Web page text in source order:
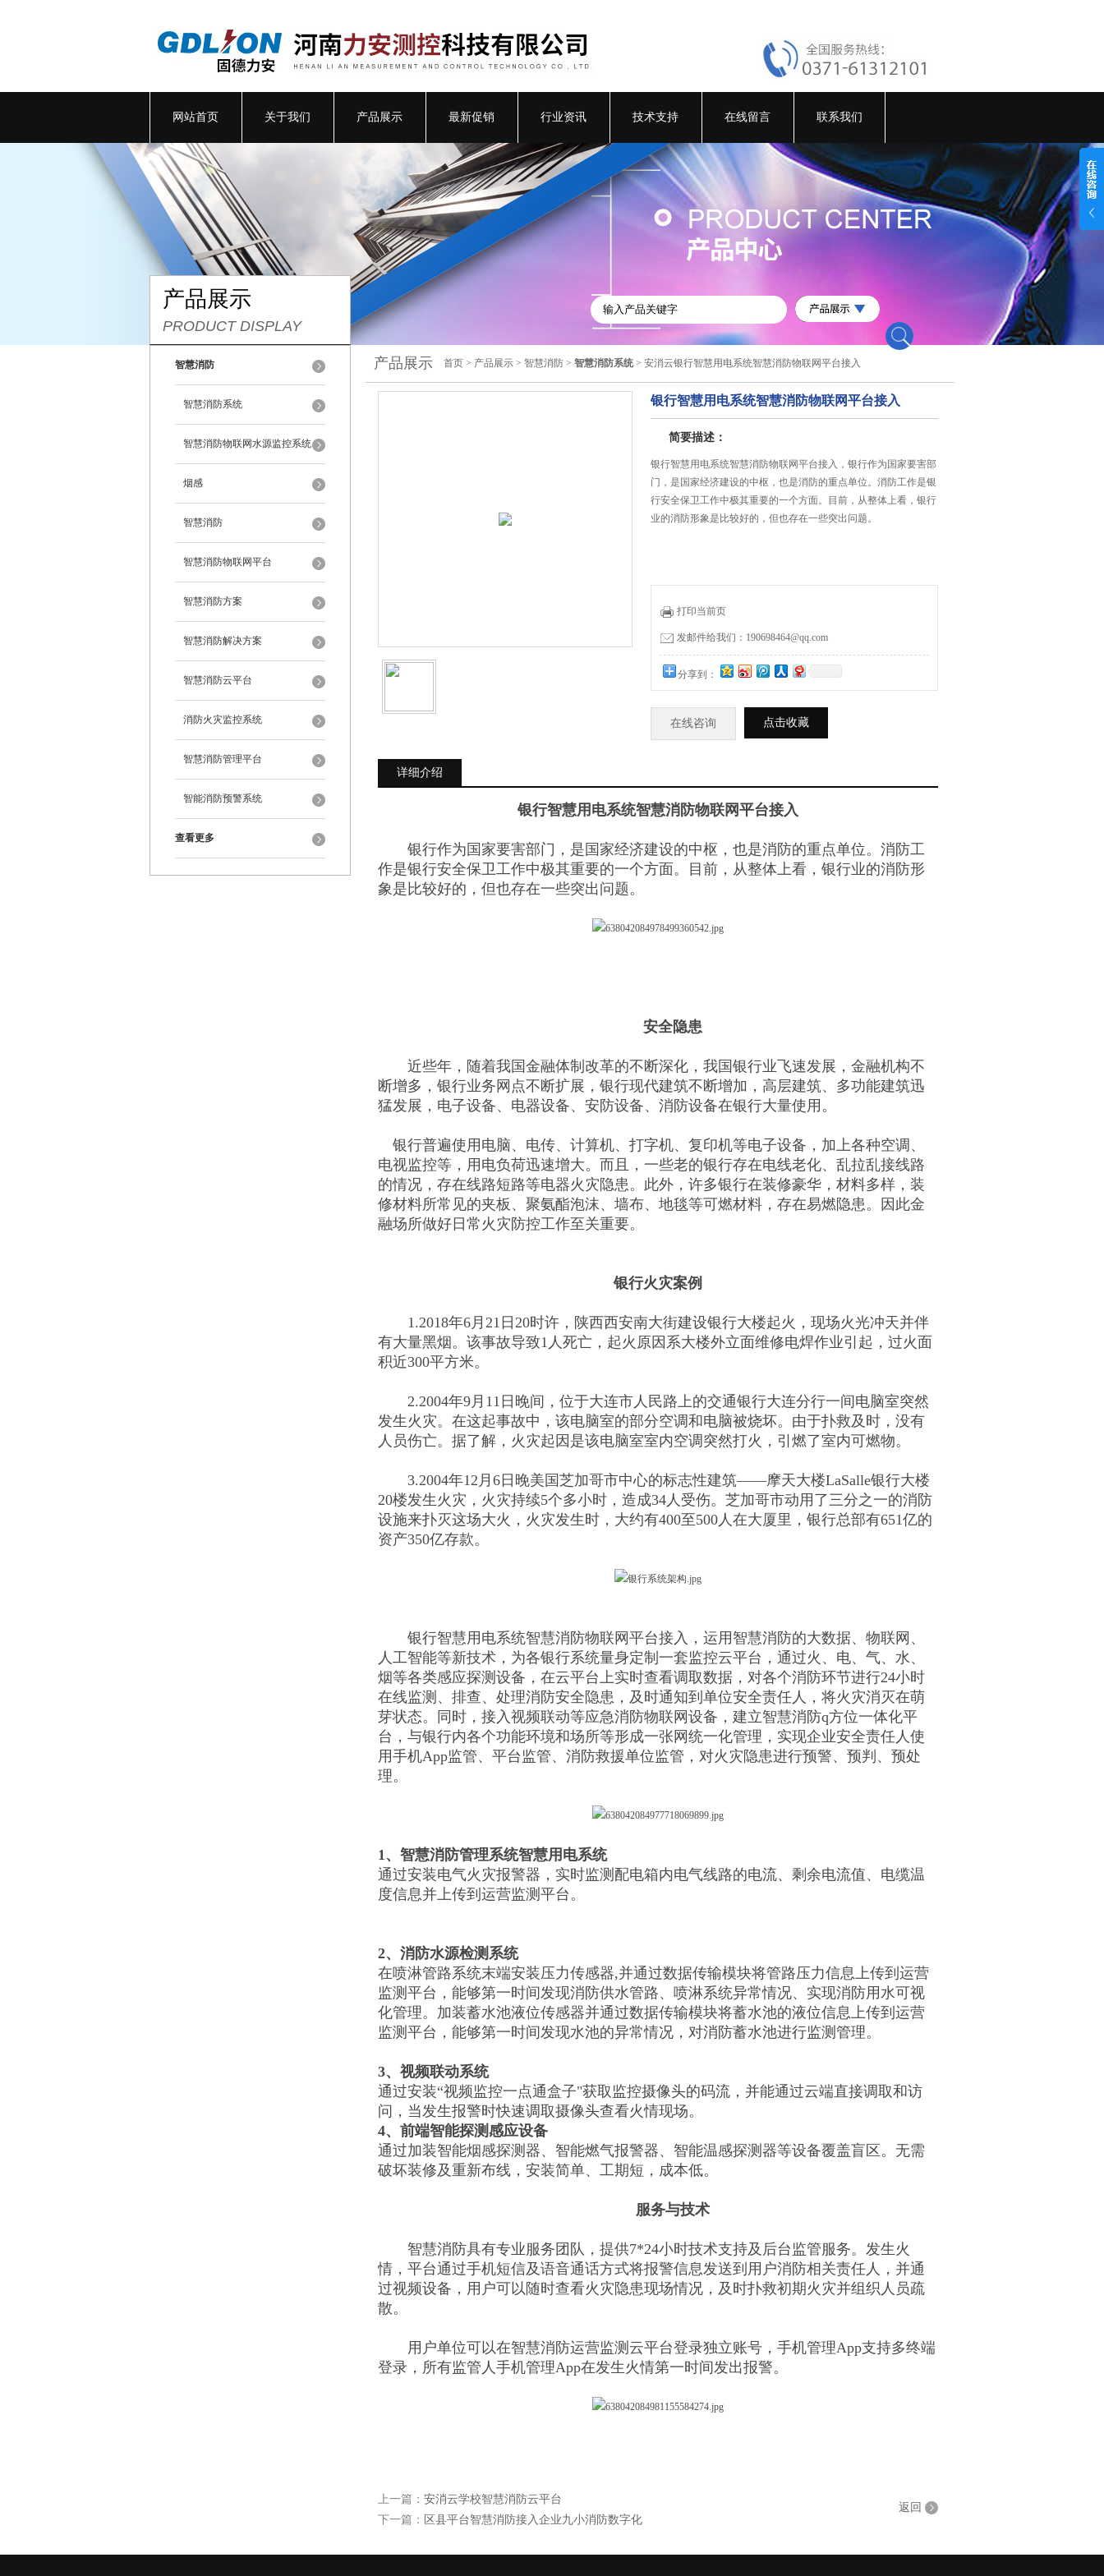
网站首页 关于我们 产品展示 最新促销 行业资讯 技术支持 在线留言 联系我们
产品展示
PRODUCT DISPLAY
智慧消防
智慧消防系统
智慧消防物联网水源监控系统
烟感
智慧消防
智慧消防物联网平台
智慧消防方案
智慧消防解决方案
智慧消防云平台
消防火灾监控系统
智慧消防管理平台
智能消防预警系统
查看更多
产品展示 首页 > 产品展示 > 智慧消防 > 智慧消防系统 > 安消云银行智慧用电系统智慧消防物联网平台接入
银行智慧用电系统智慧消防物联网平台接入
简要描述：
银行智慧用电系统智慧消防物联网平台接入，银行作为国家要害部
门，是国家经济建设的中枢，也是消防的重点单位。消防工作是银
行安全保卫工作中极其重要的一个方面。目前，从整体上看，银行
业的消防形象是比较好的，但也存在一些突出问题。
打印当前页
发邮件给我们：190698464@qq.com
分享到：
在线咨询 点击收藏
详细介绍
银行智慧用电系统智慧消防物联网平台接入
银行作为国家要害部门，是国家经济建设的中枢，也是消防的重点单位。消防工
作是银行安全保卫工作中极其重要的一个方面。目前，从整体上看，银行业的消防形
象是比较好的，但也存在一些突出问题。
安全隐患
近些年，随着我国金融体制改革的不断深化，我国银行业飞速发展，金融机构不
断增多，银行业务网点不断扩展，银行现代建筑不断增加，高层建筑、多功能建筑迅
猛发展，电子设备、电器设备、安防设备、消防设备在银行大量使用。
银行普遍使用电脑、电传、计算机、打字机、复印机等电子设备，加上各种空调、
电视监控等，用电负荷迅速增大。而且，一些老的银行存在电线老化、乱拉乱接线路
的情况，存在线路短路等电器火灾隐患。此外，许多银行在装修豪华，材料多样，装
修材料所常见的夹板、聚氨酯泡沫、墙布、地毯等可燃材料，存在易燃隐患。因此金
融场所做好日常火灾防控工作至关重要。
银行火灾案例
1.2018年6月21日20时许，陕西西安南大街建设银行大楼起火，现场火光冲天并伴
有大量黑烟。该事故导致1人死亡，起火原因系大楼外立面维修电焊作业引起，过火面
积近300平方米。
2.2004年9月11日晚间，位于大连市人民路上的交通银行大连分行一间电脑室突然
发生火灾。在这起事故中，该电脑室的部分空调和电脑被烧坏。由于扑救及时，没有
人员伤亡。据了解，火灾起因是该电脑室室内空调突然打火，引燃了室内可燃物。
3.2004年12月6日晚美国芝加哥市中心的标志性建筑——摩天大楼LaSalle银行大楼
20楼发生火灾，火灾持续5个多小时，造成34人受伤。芝加哥市动用了三分之一的消防
设施来扑灭这场大火，火灾发生时，大约有400至500人在大厦里，银行总部有651亿的
资产350亿存款。
银行智慧用电系统智慧消防物联网平台接入，运用智慧消防的大数据、物联网、
人工智能等新技术，为各银行系统量身定制一套监控云平台，通过火、电、气、水、
烟等各类感应探测设备，在云平台上实时查看调取数据，对各个消防环节进行24小时
在线监测、排查、处理消防安全隐患，及时通知到单位安全责任人，将火灾消灭在萌
芽状态。同时，接入视频联动等应急消防物联网设备，建立智慧消防q方位一体化平
台，与银行内各个功能环境和场所等形成一张网统一化管理，实现企业安全责任人使
用手机App监管、平台监管、消防救援单位监管，对火灾隐患进行预警、预判、预处
理。
1、智慧消防管理系统智慧用电系统
通过安装电气火灾报警器，实时监测配电箱内电气线路的电流、剩余电流值、电缆温
度信息并上传到运营监测平台。
2、消防水源检测系统
在喷淋管路系统末端安装压力传感器,并通过数据传输模块将管路压力信息上传到运营
监测平台，能够第一时间发现消防供水管路、喷淋系统异常情况、实现消防用水可视
化管理。加装蓄水池液位传感器并通过数据传输模块将蓄水池的液位信息上传到运营
监测平台，能够第一时间发现水池的异常情况，对消防蓄水池进行监测管理。
3、视频联动系统
通过安装“视频监控一点通盒子"获取监控摄像头的码流，并能通过云端直接调取和访
问，当发生报警时快速调取摄像头查看火情现场。
4、前端智能探测感应设备
通过加装智能烟感探测器、智能燃气报警器、智能温感探测器等设备覆盖盲区。无需
破坏装修及重新布线，安装简单、工期短，成本低。
服务与技术
智慧消防具有专业服务团队，提供7*24小时技术支持及后台监管服务。发生火
情，平台通过手机短信及语音通话方式将报警信息发送到用户消防相关责任人，并通
过视频设备，用户可以随时查看火灾隐患现场情况，及时扑救初期火灾并组织人员疏
散。
用户单位可以在智慧消防运营监测云平台登录独立账号，手机管理App支持多终端
登录，所有监管人手机管理App在发生火情第一时间发出报警。
上一篇： 安消云学校智慧消防云平台
下一篇： 区县平台智慧消防接入企业九小消防数字化
返回